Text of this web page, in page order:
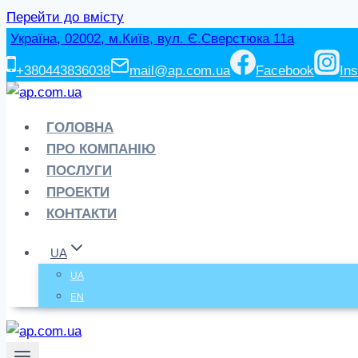
Перейти до вмісту
Україна, 02002, м.Київ, вул. Є.Сверстюка 11а
+380443836038 mail@ap.com.ua Facebook
ГОЛОВНА
ПРО КОМПАНІЮ
ПОСЛУГИ
ПРОЕКТИ
КОНТАКТИ
UA
UA
EN